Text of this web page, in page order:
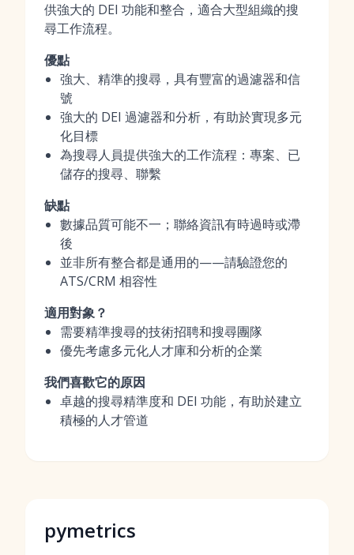
供強大的 DEI 功能和整合，適合大型組織的搜
尋工作流程。
優點
強大、精準的搜尋，具有豐富的過濾器和信
號
強大的 DEI 過濾器和分析，有助於實現多元
化目標
為搜尋人員提供強大的工作流程：專案、已
儲存的搜尋、聯繫
缺點
數據品質可能不一；聯絡資訊有時過時或滯
後
並非所有整合都是通用的——請驗證您的
ATS/CRM 相容性
適用對象？
需要精準搜尋的技術招聘和搜尋團隊
優先考慮多元化人才庫和分析的企業
我們喜歡它的原因
卓越的搜尋精準度和 DEI 功能，有助於建立
積極的人才管道
pymetrics